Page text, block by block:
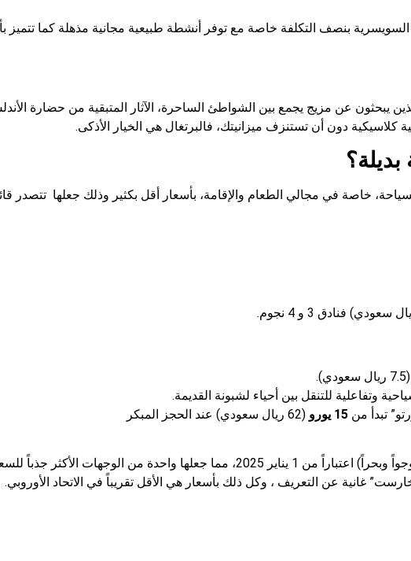
السويسرية بنصف التكلفة خاصة مع توفر أنشطة طبيعية مجانية مذهلة كما
يبحثون عن مزيج يجمع بين الشواطئ الساحرة، الآثار المتبقية من حضارة
دون أن تستنزف ميزانيتك، فالبرتغال هي الخيار الأذكى.
بديلة؟
خاصة في مجالي الطعام والإقامة، بأسعار أقل بكثير وذلك جعلها تتصدر
(7.5 ريال سعودي).
وتفاعلية للتنقل بين أحياء لشبونة القديمة.
تبدأ من 15 يورو
(62 ريال سعودي) عند الحجز المبكر
غانية عن التعريف ، وكل ذلك بأسعار هي الأقل تقريباً في الاتحاد الأوروبي.